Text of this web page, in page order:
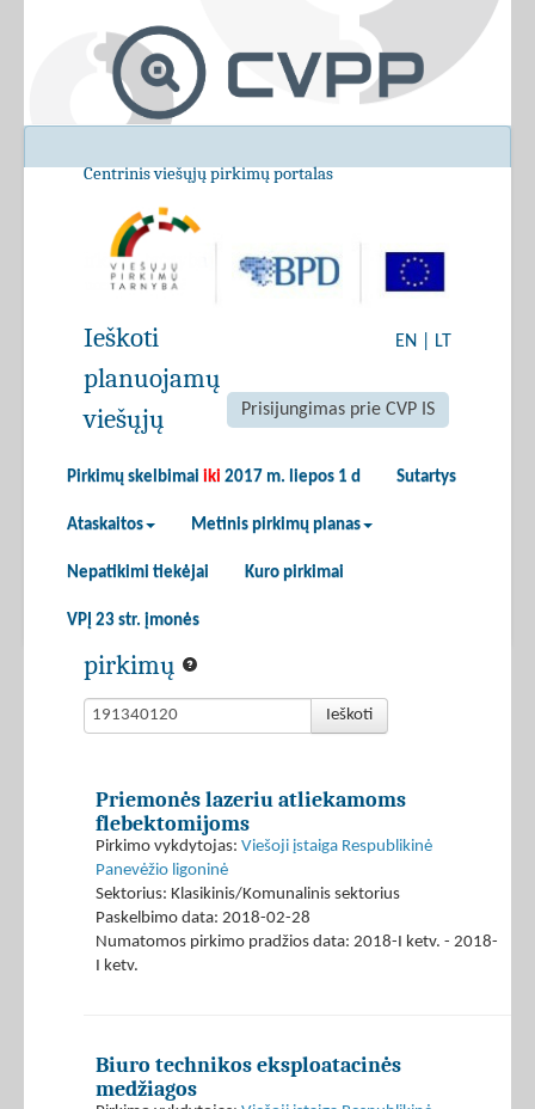
Centrinis viešųjų pirkimų portalas
EN LT
Prisijungimas prie CVP IS
Pirkimų skelbimai iki 2017 m. liepos 1 d Sutartys
Ataskaitos Metinis pirkimų planas
Nepatikimi tiekėjai Kuro pirkimai
VPĮ 23 str. įmonės
Ieškoti
planuojamų
viešųjų
pirkimų
Ieškoti
Priemonės lazeriu atliekamoms
flebektomijoms
Pirkimo vykdytojas: Viešoji įstaiga Respublikinė
Panevėžio ligoninė
Sektorius: Klasikinis/Komunalinis sektorius
Paskelbimo data: 2018-02-28
Numatomos pirkimo pradžios data: 2018-I ketv. - 2018-
I ketv.
Biuro technikos eksploatacinės
medžiagos